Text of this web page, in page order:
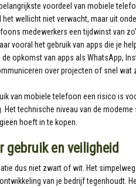
voordeel van mobiele
het wellicht niet verwacht, maar uit
medewerkers een tijdwinst van
vooral het gebruik van apps die je
opkomst van apps als WhatsApp,
over projecten of snel wat
van mobiele telefoon een risico is
Het technische niveau van de
hoeft in te kopen.
gebruik en veiligheid
dus niet zwart of wit. Het
van je bedrijf tegenhoudt.